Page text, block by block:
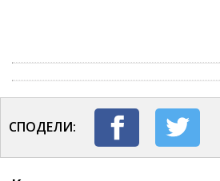
СПОДЕЛИ: